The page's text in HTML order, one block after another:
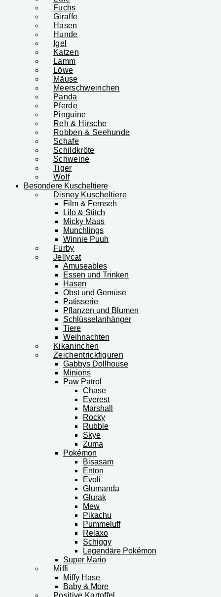
Fuchs
Giraffe
Hasen
Hunde
Igel
Katzen
Lamm
Löwe
Mäuse
Meerschweinchen
Panda
Pferde
Pinguine
Reh & Hirsche
Robben & Seehunde
Schafe
Schildkröte
Schweine
Tiger
Wolf
Besondere Kuscheltiere
Disney Kuscheltiere
Film & Fernseh
Lilo & Stitch
Micky Maus
Munchlings
Winnie Puuh
Furby
Jellycat
Amuseables
Essen und Trinken
Hasen
Obst und Gemüse
Patisserie
Pflanzen und Blumen
Schlüsselanhänger
Tiere
Weihnachten
Kikaninchen
Zeichentrickfiguren
Gabbys Dollhouse
Minions
Paw Patrol
Chase
Everest
Marshall
Rocky
Rubble
Skye
Zuma
Pokémon
Bisasam
Enton
Evoli
Glumanda
Glurak
Mew
Pikachu
Pummeluff
Relaxo
Schiggy
Legendäre Pokémon
Super Mario
Miffi
Miffy Hase
Baby & More